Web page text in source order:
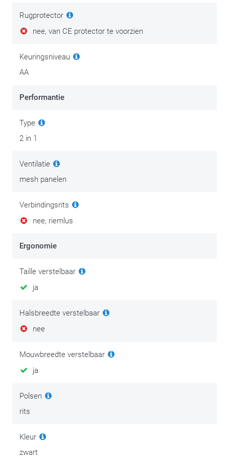
Rugprotector
nee, van CE protector te voorzien
Keuringsniveau
AA
Performantie
Type
2 in 1
Ventilatie
mesh panelen
Verbindingsrits
nee, riemlus
Ergonomie
Taille verstelbaar
ja
Halsbreedte verstelbaar
nee
Mouwbreedte verstelbaar
ja
Polsen
rits
Kleur
zwart